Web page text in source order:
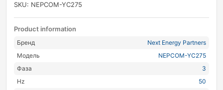
SKU: NEPCOM-YC275
Product information
Бренд
Next Energy Partners
Модель
NEPCOM-YC275
Фаза
3
Hz
50